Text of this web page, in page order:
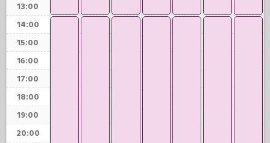
13:00
14:00
15:00
16:00
17:00
18:00
19:00
20:00